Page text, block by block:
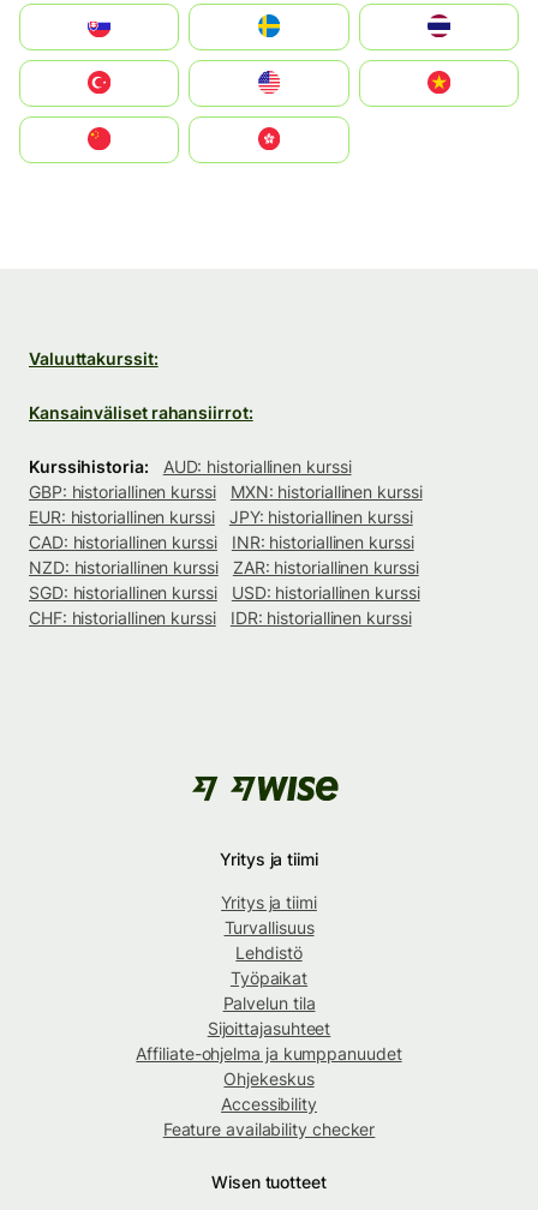
United States
中國香港特別行政區
Valuuttakurssit:
Kansainväliset rahansiirrot:
Kurssihistoria:
AUD: historiallinen kurssi
GBP: historiallinen kurssi
MXN: historiallinen kurssi
EUR: historiallinen kurssi
JPY: historiallinen kurssi
CAD: historiallinen kurssi
INR: historiallinen kurssi
NZD: historiallinen kurssi
ZAR: historiallinen kurssi
SGD: historiallinen kurssi
USD: historiallinen kurssi
CHF: historiallinen kurssi
IDR: historiallinen kurssi
Yritys ja tiimi
Yritys ja tiimi
Turvallisuus
Lehdistö
Työpaikat
Palvelun tila
Sijoittajasuhteet
Affiliate-ohjelma ja kumppanuudet
Ohjekeskus
Accessibility
Feature availability checker
Wisen tuotteet